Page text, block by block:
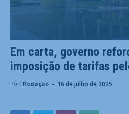
Em carta, governo
imposição de tarifas
Por: Redação - 16 de julho de 2025